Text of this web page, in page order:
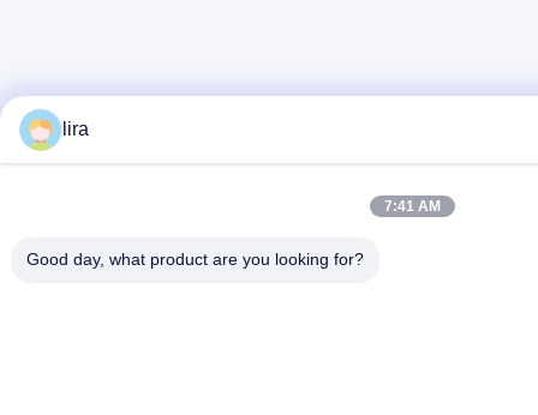
lira
7:41 AM
Good day, what product are you looking for?